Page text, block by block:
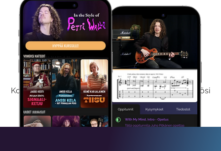
Kokeile Ilmaiseksi
Kokeilemalla ilmaiseksi saat koko sisältömme käyttöösi
viikon ajaksi.